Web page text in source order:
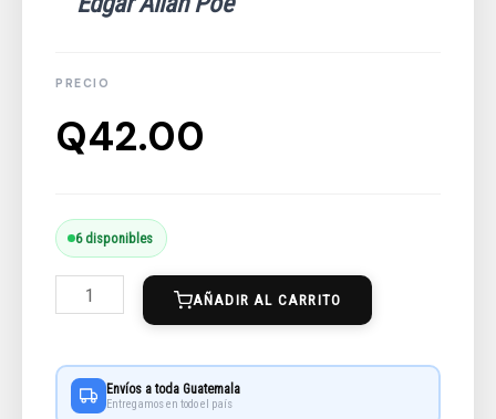
Q42.00
6 disponibles
Los
Calle
Morgue
AÑADIR AL CARRITO
Envíos a toda Guatemala
Entregamos en todo el país